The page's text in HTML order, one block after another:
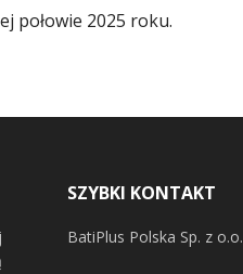
połowie 2025 roku.
SZYBKI KONTAKT
BatiPlus Polska Sp. z o.o.